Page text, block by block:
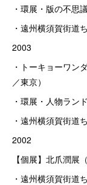
・環展・版の不思
・遠州横須賀街道
2003
・トーキョーワン
／東京）
・環展・人物ラン
・遠州横須賀街道
2002
【個展】北爪潤展
・遠州横須賀街道